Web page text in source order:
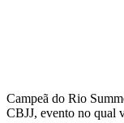
Campeã do Rio
CBJJ, evento no qual